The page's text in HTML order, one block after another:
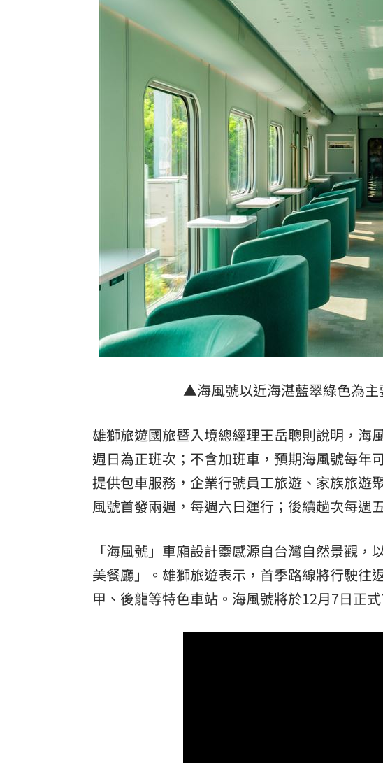
▲海風號以近海湛藍翠綠色為主
雄獅旅遊國旅暨入境總經理王岳聰則說明，海
週日為正班次；不含加班車，預期海風號每年
提供包車服務，企業行號員工旅遊、家族旅遊
風號首發兩週，每週六日運行；後續趟次每週
「海風號」車廂設計靈感源自台灣自然景觀
美餐廳」。雄獅旅遊表示，首季路線將行駛往
甲、後龍等特色車站。海風號將於12月7日正